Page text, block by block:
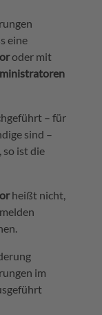
eine
oder mit
– für
sind –
so ist die
heißt nicht,
im